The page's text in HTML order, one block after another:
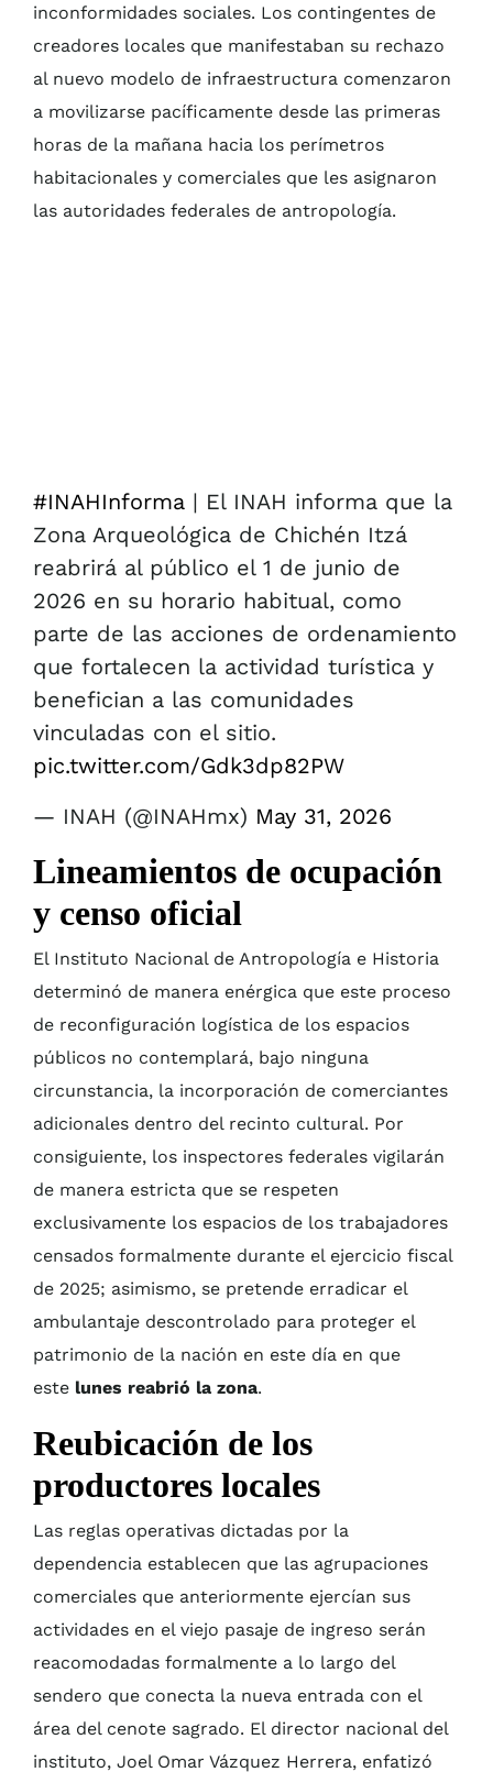
inconformidades sociales. Los contingentes de
creadores locales que manifestaban su rechazo
al nuevo modelo de infraestructura comenzaron
a movilizarse pacíficamente desde las primeras
horas de la mañana hacia los perímetros
habitacionales y comerciales que les asignaron
las autoridades federales de antropología.
#INAHInforma | El INAH informa que la
Zona Arqueológica de Chichén Itzá
reabrirá al público el 1 de junio de
2026 en su horario habitual, como
parte de las acciones de ordenamiento
que fortalecen la actividad turística y
benefician a las comunidades
vinculadas con el sitio.
pic.twitter.com/Gdk3dp82PW
— INAH (@INAHmx) May 31, 2026
Lineamientos de ocupación
y censo oficial
El Instituto Nacional de Antropología e Historia
determinó de manera enérgica que este proceso
de reconfiguración logística de los espacios
públicos no contemplará, bajo ninguna
circunstancia, la incorporación de comerciantes
adicionales dentro del recinto cultural. Por
consiguiente, los inspectores federales vigilarán
de manera estricta que se respeten
exclusivamente los espacios de los trabajadores
censados formalmente durante el ejercicio fiscal
de 2025; asimismo, se pretende erradicar el
ambulantaje descontrolado para proteger el
patrimonio de la nación en este día en que
este lunes reabrió la zona.
Reubicación de los
productores locales
Las reglas operativas dictadas por la
dependencia establecen que las agrupaciones
comerciales que anteriormente ejercían sus
actividades en el viejo pasaje de ingreso serán
reacomodadas formalmente a lo largo del
sendero que conecta la nueva entrada con el
área del cenote sagrado. El director nacional del
instituto, Joel Omar Vázquez Herrera, enfatizó